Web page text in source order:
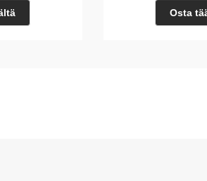
Osta